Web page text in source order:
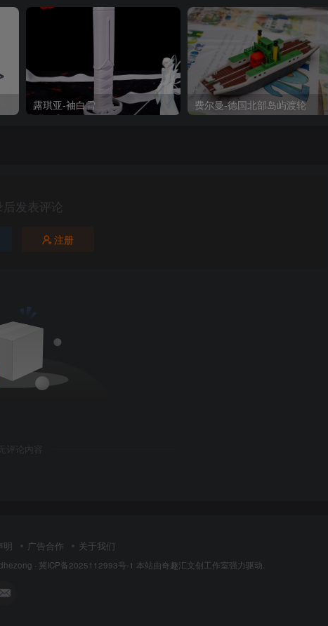
露琪亚-袖白雪 费尔曼-德国北部岛屿渡轮
发表评论
注册
评论内容
明 广告合作 关于我们
· 冀ICP备2025112993号-1 本站由奇趣汇文创工作室强力驱动.